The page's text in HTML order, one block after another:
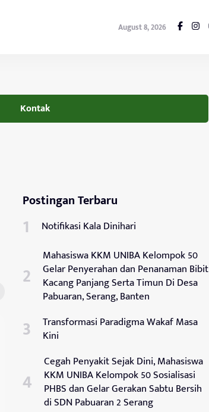
August 8, 2026
Kontak
Postingan Terbaru
Notifikasi Kala Dinihari
Mahasiswa KKM UNIBA Kelompok 50
Gelar Penyerahan dan Penanaman Bibit
Kacang Panjang Serta Timun Di Desa
Pabuaran, Serang, Banten
Transformasi Paradigma Wakaf Masa
Kini
Cegah Penyakit Sejak Dini, Mahasiswa
KKM UNIBA Kelompok 50 Sosialisasi
PHBS dan Gelar Gerakan Sabtu Bersih
di SDN Pabuaran 2 Serang